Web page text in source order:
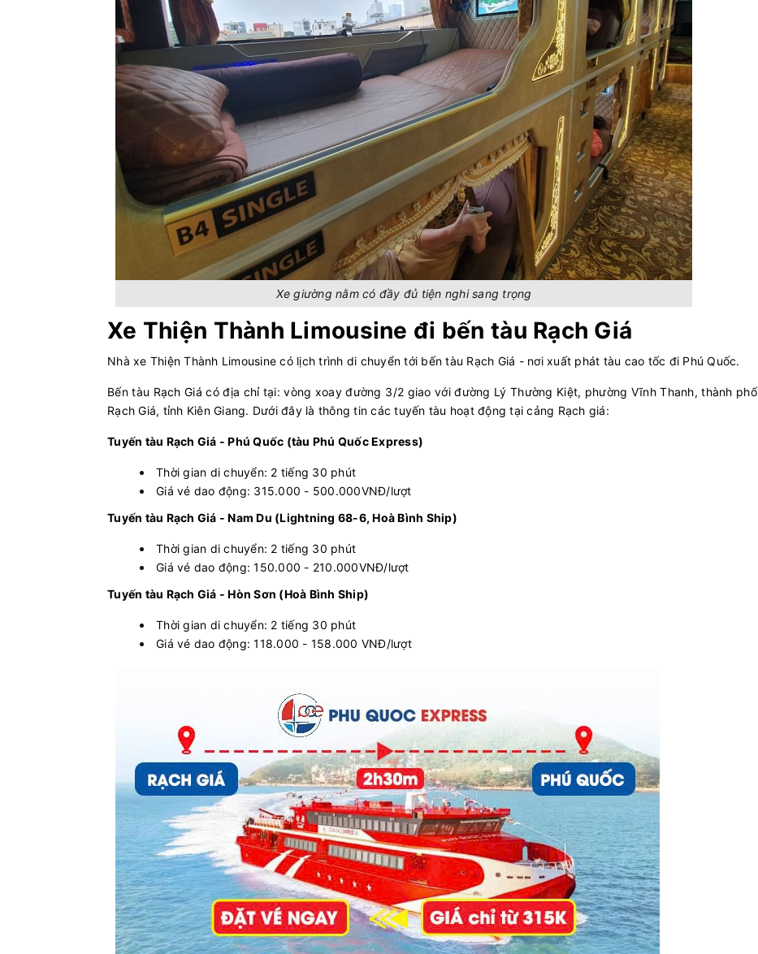
Xe giường nằm có đầy đủ tiện nghi sang trọng
Xe Thiện Thành Limousine đi bến tàu Rạch Giá
Nhà xe Thiện Thành Limousine có lịch trình di chuyển tới bến tàu Rạch Giá - nơi xuất phát tàu cao tốc đi Phú Quốc.
Bến tàu Rạch Giá có địa chỉ tại: vòng xoay đường 3/2 giao với đường Lý Thường Kiệt, phường Vĩnh Thanh, thành phố
Rạch Giá, tỉnh Kiên Giang. Dưới đây là thông tin các tuyến tàu hoạt động tại cảng Rạch giá:
Tuyến tàu Rạch Giá - Phú Quốc (tàu Phú Quốc Express)
Thời gian di chuyển: 2 tiếng 30 phút
Giá vé dao động: 315.000 - 500.000VNĐ/lượt
Tuyến tàu Rạch Giá - Nam Du (Lightning 68-6, Hoà Bình Ship)
Thời gian di chuyển: 2 tiếng 30 phút
Giá vé dao động: 150.000 - 210.000VNĐ/lượt
Tuyến tàu Rạch Giá - Hòn Sơn (Hoà Bình Ship)
Thời gian di chuyển: 2 tiếng 30 phút
Giá vé dao động: 118.000 - 158.000 VNĐ/lượt